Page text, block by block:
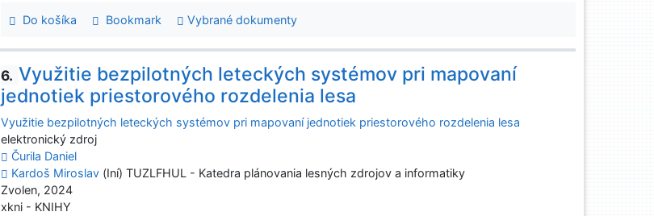
Do košíka Bookmark Vybrané dokumenty
6. Využitie bezpilotných leteckých systémov pri mapovaní
jednotiek priestorového rozdelenia lesa
Využitie bezpilotných leteckých systémov pri mapovaní jednotiek priestorového rozdelenia lesa
elektronický zdroj
Čurila Daniel
Kardoš Miroslav (Iní) TUZLFHUL - Katedra plánovania lesných zdrojov a informatiky
Zvolen, 2024
xkni - KNIHY